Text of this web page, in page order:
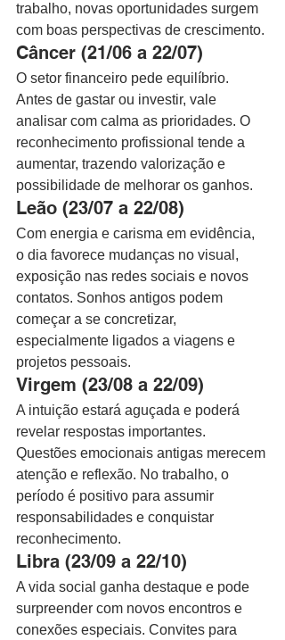
trabalho, novas oportunidades surgem
com boas perspectivas de crescimento.
Câncer (21/06 a 22/07)
O setor financeiro pede equilíbrio.
Antes de gastar ou investir, vale
analisar com calma as prioridades. O
reconhecimento profissional tende a
aumentar, trazendo valorização e
possibilidade de melhorar os ganhos.
Leão (23/07 a 22/08)
Com energia e carisma em evidência,
o dia favorece mudanças no visual,
exposição nas redes sociais e novos
contatos. Sonhos antigos podem
começar a se concretizar,
especialmente ligados a viagens e
projetos pessoais.
Virgem (23/08 a 22/09)
A intuição estará aguçada e poderá
revelar respostas importantes.
Questões emocionais antigas merecem
atenção e reflexão. No trabalho, o
período é positivo para assumir
responsabilidades e conquistar
reconhecimento.
Libra (23/09 a 22/10)
A vida social ganha destaque e pode
surpreender com novos encontros e
conexões especiais. Convites para